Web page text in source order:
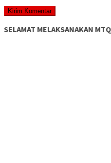
SELAMAT MELAKSANAKAN